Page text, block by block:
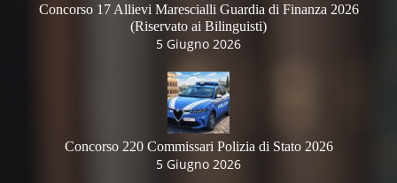
Concorso 17 Allievi Marescialli Guardia di Finanza 2026
(Riservato ai Bilinguisti)
5 Giugno 2026
Concorso 220 Commissari Polizia di Stato 2026
5 Giugno 2026